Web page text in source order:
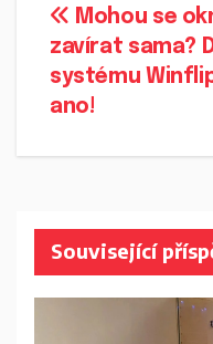
Navigace
pro
příspěvek
Mohou se
zavírat sama?
systému
ano!
Související